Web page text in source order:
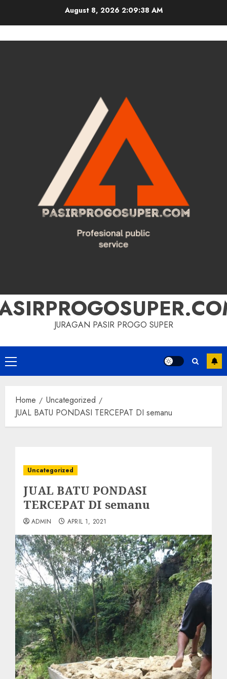
August 8, 2026 2:09:39 AM
JURAGAN PASIR PROGO SUPER
Primary
Menu
Home
Uncategorized
JUAL BATU PONDASI TERCEPAT DI semanu
Uncategorized
JUAL BATU PONDASI
TERCEPAT DI semanu
ADMIN APRIL 1, 2021